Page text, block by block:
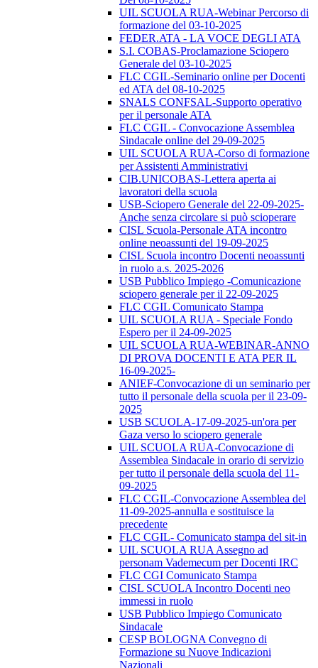
UIL SCUOLA RUA-Webinar Percorso di
formazione del 03-10-2025
FEDER.ATA - LA VOCE DEGLI ATA
S.I. COBAS-Proclamazione Sciopero
Generale del 03-10-2025
FLC CGIL-Seminario online per Docenti
ed ATA del 08-10-2025
SNALS CONFSAL-Supporto operativo
per il personale ATA
FLC CGIL - Convocazione Assemblea
Sindacale online del 29-09-2025
UIL SCUOLA RUA-Corso di formazione
per Assistenti Amministrativi
CIB.UNICOBAS-Lettera aperta ai
lavoratori della scuola
USB-Sciopero Generale del 22-09-2025-
Anche senza circolare si può scioperare
CISL Scuola-Personale ATA incontro
online neoassunti del 19-09-2025
CISL Scuola incontro Docenti neoassunti
in ruolo a.s. 2025-2026
USB Pubblico Impiego -Comunicazione
sciopero generale per il 22-09-2025
FLC CGIL Comunicato Stampa
UIL SCUOLA RUA - Speciale Fondo
Espero per il 24-09-2025
UIL SCUOLA RUA-WEBINAR-ANNO
DI PROVA DOCENTI E ATA PER IL
16-09-2025-
ANIEF-Convocazione di un seminario per
tutto il personale della scuola per il 23-09-
2025
USB SCUOLA-17-09-2025-un'ora per
Gaza verso lo sciopero generale
UIL SCUOLA RUA-Convocazione di
Assemblea Sindacale in orario di servizio
per tutto il personale della scuola del 11-
09-2025
FLC CGIL-Convocazione Assemblea del
11-09-2025-annulla e sostituisce la
precedente
FLC CGIL- Comunicato stampa del sit-in
UIL SCUOLA RUA Assegno ad
personam Vademecum per Docenti IRC
FLC CGI Comunicato Stampa
CISL SCUOLA Incontro Docenti neo
immessi in ruolo
USB Pubblico Impiego Comunicato
Sindacale
CESP BOLOGNA Convegno di
Formazione su Nuove Indicazioni
Nazionali